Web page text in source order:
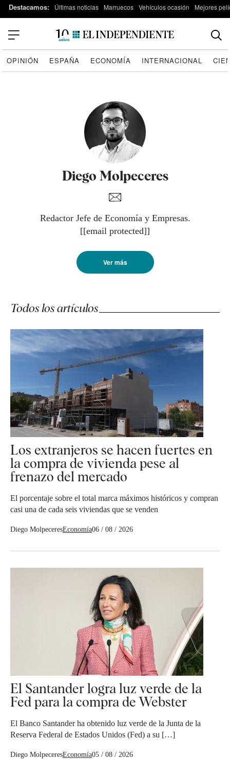
Destacamos: Últimas noticias Marruecos Vehículos ocasión Mejores
OPINIÓN ESPAÑA ECONOMÍA INTERNACIONAL
Diego Molpeceres
Redactor Jefe de Economía y Empresas.
[[email protected]]
Ver más
Todos los artículos
Los extranjeros se hacen fuertes en
la compra de vivienda pese al
frenazo del mercado
El porcentaje sobre el total marca máximos históricos y compran
casi una de cada seis viviendas que se venden
Diego MolpeceresEconomía06 / 08 / 2026
El Santander logra luz verde de la
Fed para la compra de Webster
El Banco Santander ha obtenido luz verde de la Junta de la
Reserva Federal de Estados Unidos (Fed) a su […]
Diego MolpeceresEconomía05 / 08 / 2026